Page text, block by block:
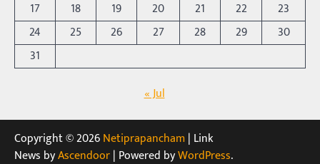
5
ఉత్తర ప్రదేశ్‌లోని ఝాన్సీ జిల్లాలో ఒక వింతైన రోడ్డు
ప్రమాదం చోటుచేసుకుంది. ఝాన్సీ–కాన్పూర్ జాతీయ
రహదారిపై వేల సంఖ్యలో బీరు…
Trending
అక్కడ ఆదివారం బట్టలు ఉతికితే…జైలుకే
ఆదివారం వచ్చిందంటే చాలు సామాన్యుడి నుండి
సాఫ్ట్‌వేర్ ఉద్యోగి వరకు అందరికీ గుర్తొచ్చే మొదటి పని
‘బట్టలు ఉతకడం’. వారం…
17
18 19 20 21 22
23
24
25 26 27 28 29
30
31
« Jul
Copyright © 2026Netiprapancham | Link
News byAscendoor| Powered byWordPress.